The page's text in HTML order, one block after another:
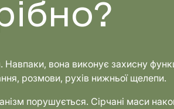
вона виконує захисну
розмови, рухів нижньої щелепи.
порушується. Сірчані маси